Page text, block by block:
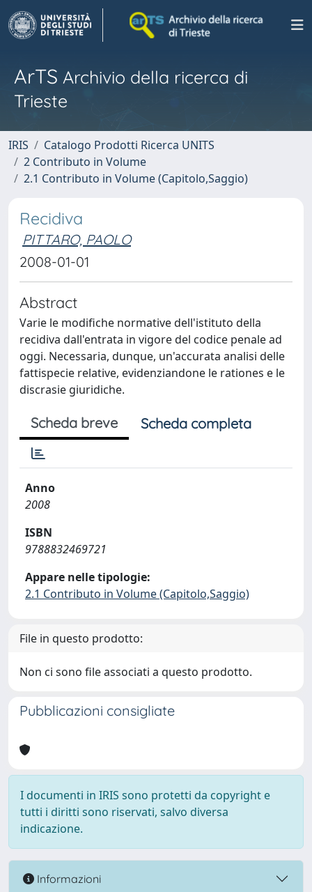
ArTS Archivio della ricerca di
Trieste
IRIS
Catalogo Prodotti Ricerca UNITS
2 Contributo in Volume
2.1 Contributo in Volume (Capitolo,Saggio)
Recidiva
PITTARO, PAOLO
2008-01-01
Abstract
Varie le modifiche normative dell'istituto della
recidiva dall'entrata in vigore del codice penale ad
oggi. Necessaria, dunque, un'accurata analisi delle
fattispecie relative, evidenziandone le rationes e le
discrasie giuridiche.
Scheda breve Scheda completa
Anno
2008
ISBN
9788832469721
Appare nelle tipologie:
2.1 Contributo in Volume (Capitolo,Saggio)
File in questo prodotto:
Non ci sono file associati a questo prodotto.
Pubblicazioni consigliate
I documenti in IRIS sono protetti da copyright e
tutti i diritti sono riservati, salvo diversa
indicazione.
Informazioni